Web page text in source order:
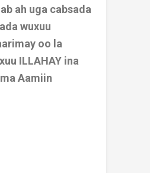
ah uga cabsada
wuxuu
oo la
ILLAHAY ina
Aamiin